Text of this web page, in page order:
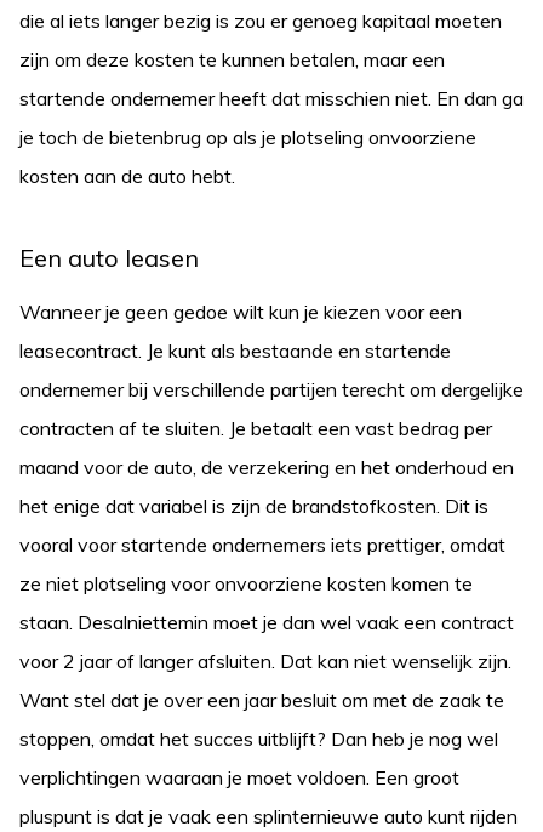
die al iets langer bezig is zou er genoeg kapitaal moeten
zijn om deze kosten te kunnen betalen, maar een
startende ondernemer heeft dat misschien niet. En dan ga
je toch de bietenbrug op als je plotseling onvoorziene
kosten aan de auto hebt.
Een auto leasen
Wanneer je geen gedoe wilt kun je kiezen voor een
leasecontract. Je kunt als bestaande en startende
ondernemer bij verschillende partijen terecht om dergelijke
contracten af te sluiten. Je betaalt een vast bedrag per
maand voor de auto, de verzekering en het onderhoud en
het enige dat variabel is zijn de brandstofkosten. Dit is
vooral voor startende ondernemers iets prettiger, omdat
ze niet plotseling voor onvoorziene kosten komen te
staan. Desalniettemin moet je dan wel vaak een contract
voor 2 jaar of langer afsluiten. Dat kan niet wenselijk zijn.
Want stel dat je over een jaar besluit om met de zaak te
stoppen, omdat het succes uitblijft? Dan heb je nog wel
verplichtingen waaraan je moet voldoen. Een groot
pluspunt is dat je vaak een splinternieuwe auto kunt rijden